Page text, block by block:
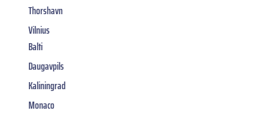
Thorshavn
Vilnius
Balti
Daugavpils
Kaliningrad
Monaco